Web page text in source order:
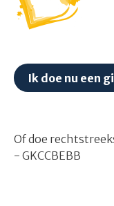
Ik doe nu een
Of doe
- GKCCBEBB